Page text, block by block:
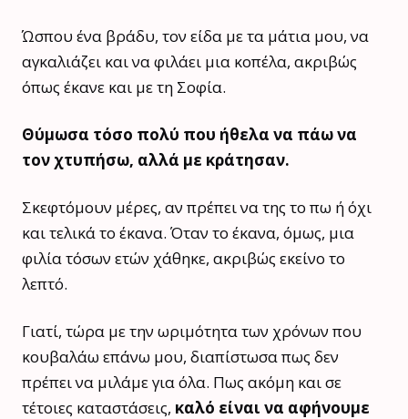
Ώσπου ένα βράδυ, τον είδα με τα μάτια μου, να
αγκαλιάζει και να φιλάει μια κοπέλα, ακριβώς
όπως έκανε και με τη Σοφία.
Θύμωσα τόσο πολύ που ήθελα να πάω να
τον χτυπήσω, αλλά με κράτησαν.
Σκεφτόμουν μέρες, αν πρέπει να της το πω ή όχι
και τελικά το έκανα. Όταν το έκανα, όμως, μια
φιλία τόσων ετών χάθηκε, ακριβώς εκείνο το
λεπτό.
Γιατί, τώρα με την ωριμότητα των χρόνων που
κουβαλάω επάνω μου, διαπίστωσα πως δεν
πρέπει να μιλάμε για όλα. Πως ακόμη και σε
τέτοιες καταστάσεις, καλό είναι να αφήνουμε